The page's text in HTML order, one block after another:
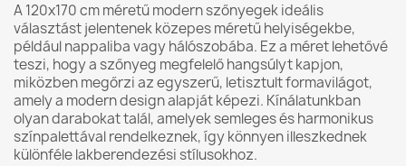
A 120x170 cm méretű modern szőnyegek ideális
választást jelentenek közepes méretű helyiségekbe,
például nappaliba vagy hálószobába. Ez a méret lehetővé
teszi, hogy a szőnyeg megfelelő hangsúlyt kapjon,
miközben megőrzi az egyszerű, letisztult formavilágot,
amely a modern design alapját képezi. Kínálatunkban
olyan darabokat talál, amelyek semleges és harmonikus
színpalettával rendelkeznek, így könnyen illeszkednek
különféle lakberendezési stílusokhoz.